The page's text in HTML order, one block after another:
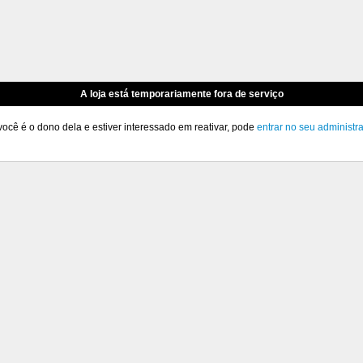
A loja está temporariamente fora de serviço
é o dono dela e estiver interessado em reativar, pode entrar no seu